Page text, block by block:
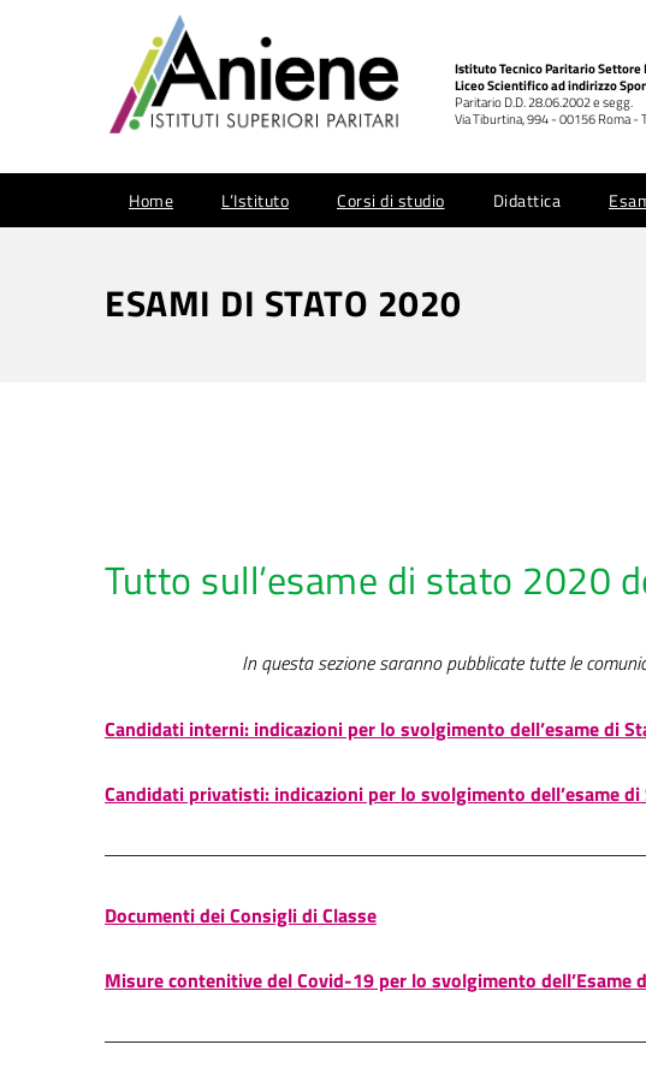
Istituto Tecnico Paritario Settore
Liceo Scientifico ad indirizzo
Paritario D.D. 28.06.2002 e segg.
Via Tiburtina, 994 - 00156 Roma -
Home L’Istituto Corsi di studio Didattica
ESAMI DI STATO 2020
Tutto sull’esame di stato 2020
In questa sezione saranno pubblicate tutte le
Candidati interni: indicazioni per lo svolgimento dell’esame di
Candidati privatisti: indicazioni per lo svolgimento dell’esame
Documenti dei Consigli di Classe
Misure contenitive del Covid-19 per lo svolgimento dell’Esame